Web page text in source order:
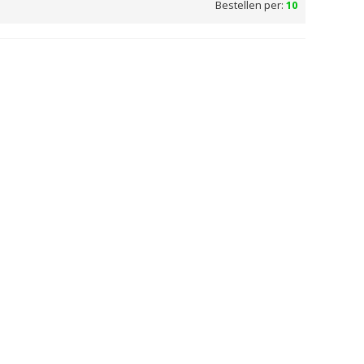
Bestellen per: 10